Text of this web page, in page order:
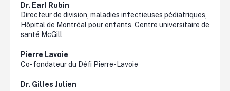
Dr. Earl Rubin
Directeur de division, maladies infectieuses pédiatriques,
Hôpital de Montréal pour enfants, Centre universitaire de
santé McGill
Pierre Lavoie
Co-fondateur du Défi Pierre-Lavoie
Dr. Gilles Julien